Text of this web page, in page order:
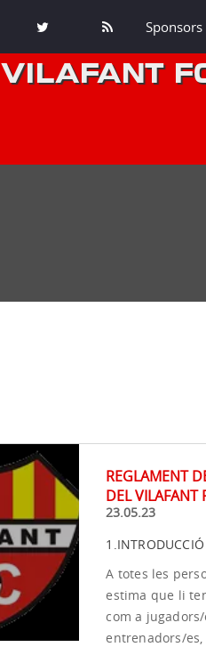
Sponsors
VILAFANT
REGLAMENT
DEL VILAFANT
23.05.23
1.INTRODUCCIÓ
A totes les
estima que li
com a
entrenadors/